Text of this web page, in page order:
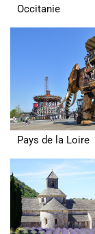
Occitanie
Pays de la Loire